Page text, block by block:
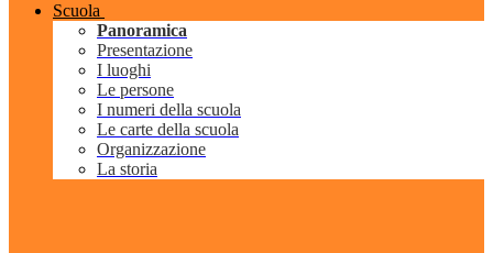
Scuola
Panoramica
Presentazione
I luoghi
Le persone
I numeri della scuola
Le carte della scuola
Organizzazione
La storia